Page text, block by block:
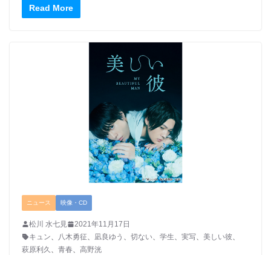
Read More
ニュース 映像・CD
松川 水七見
2021年11月17日
キュン
八木勇征 凪良ゆう 切ない 学生 実写 美しい彼
萩原利久
青春 高野洸